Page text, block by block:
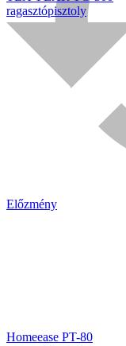
Előzmény
ragasztópisztoly
Homeease PT-80